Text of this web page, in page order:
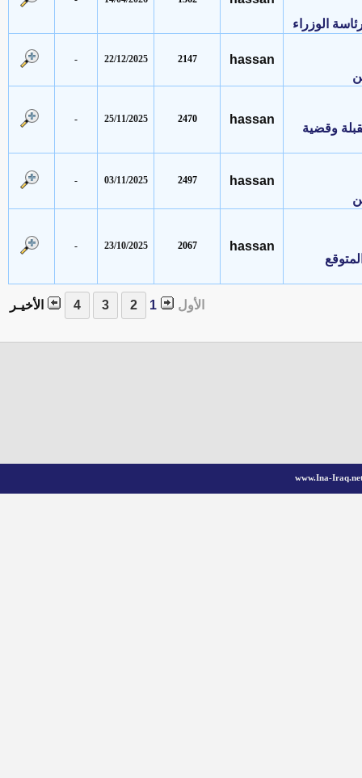
الوزراء
hassan
2147
22/12/2025
وقضية
hassan
2470
25/11/2025
hassan
2497
03/11/2025
hassan
2067
23/10/2025
الأول 1 الأخيـر